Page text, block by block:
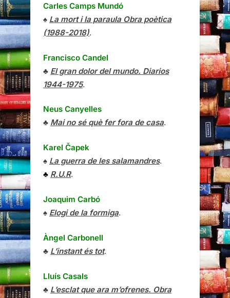
Carles Camps Mundó
♠ La mort i la paraula Obra poètica
(1988-2018).
Francisco Candel
♣ El gran dolor del mundo. Diarios
1944-1975.
Neus Canyelles
♣ Mai no sé què fer fora de casa.
Karel Čapek
♠ La guerra de les salamandres.
♣ R.U.R.
Joaquim Carbó
♠ Elogi de la formiga.
Àngel Carbonell
♣ L’instant és tot.
Lluís Casals
♣ L’esclat que ara m’ofrenes. Obra